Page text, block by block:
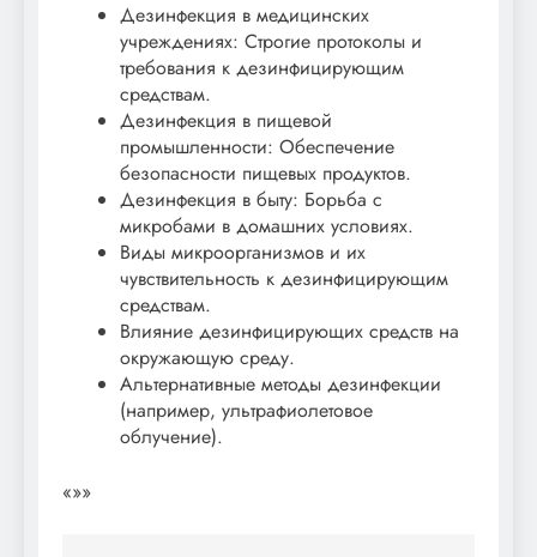
Дезинфекция в медицинских
учреждениях: Строгие протоколы и
требования к дезинфицирующим
средствам.
Дезинфекция в пищевой
промышленности: Обеспечение
безопасности пищевых продуктов.
Дезинфекция в быту: Борьба с
микробами в домашних условиях.
Виды микроорганизмов и их
чувствительность к дезинфицирующим
средствам.
Влияние дезинфицирующих средств на
окружающую среду.
Альтернативные методы дезинфекции
(например, ультрафиолетовое
облучение).
«»»